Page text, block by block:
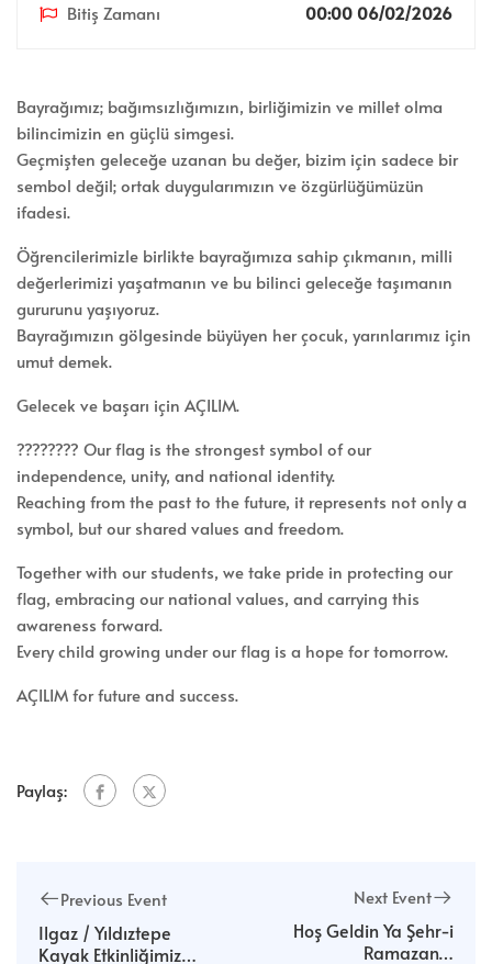
Bitiş Zamanı 00:00 06/02/2026
Bayrağımız; bağımsızlığımızın, birliğimizin ve millet olma
bilincimizin en güçlü simgesi.
Geçmişten geleceğe uzanan bu değer, bizim için sadece bir
sembol değil; ortak duygularımızın ve özgürlüğümüzün
ifadesi.
Öğrencilerimizle birlikte bayrağımıza sahip çıkmanın, milli
değerlerimizi yaşatmanın ve bu bilinci geleceğe taşımanın
gururunu yaşıyoruz.
Bayrağımızın gölgesinde büyüyen her çocuk, yarınlarımız için
umut demek.
Gelecek ve başarı için AÇILIM.
???????? Our flag is the strongest symbol of our
independence, unity, and national identity.
Reaching from the past to the future, it represents not only a
symbol, but our shared values and freedom.
Together with our students, we take pride in protecting our
flag, embracing our national values, and carrying this
awareness forward.
Every child growing under our flag is a hope for tomorrow.
AÇILIM for future and success.
Paylaş:
Previous Event
Ilgaz / Yıldıztepe
Kayak Etkinliğimiz
Next Event
Hoş Geldin Ya Şehr-i
Ramazan…